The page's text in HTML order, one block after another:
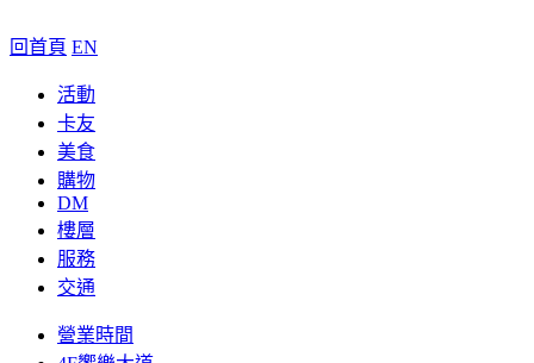
回首頁 EN
活動
卡友
美食
購物
DM
樓層
服務
交通
營業時間